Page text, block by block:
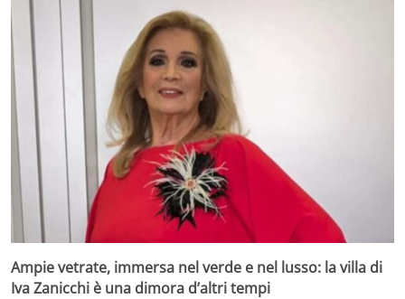
Ampie vetrate, immersa nel verde e nel lusso: la villa di
Iva Zanicchi è una dimora d’altri tempi